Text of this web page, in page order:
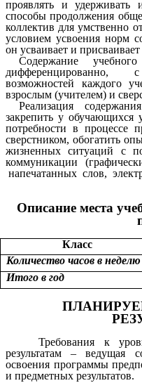
проявлять и удерживать
способы продолжения
коллектив для умственно
условием усвоения норм
он усваивает и
Содержание
возможностей каждого
взрослым (учителем) и
Реализация
закрепить у обучающихся
потребности в процессе
сверстником, обогатить
жизненных ситуаций с
коммуникации
напечатанных слов,
Описание места
Класс
Количество часов в неделю
Итого в год
Требования к
результатам – ведущая
освоения программы
и предметных результатов.